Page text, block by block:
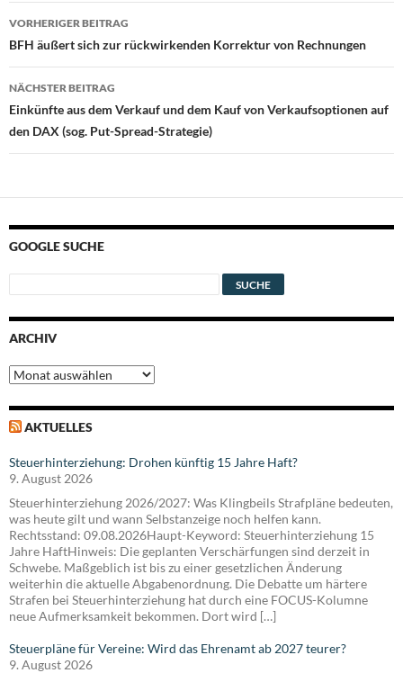
Beitragsnavigation
VORHERIGER BEITRAG
BFH äußert sich zur rückwirkenden Korrektur von Rechnungen
NÄCHSTER BEITRAG
Einkünfte aus dem Verkauf und dem Kauf von Verkaufsoptionen auf
den DAX (sog. Put-Spread-Strategie)
GOOGLE SUCHE
ARCHIV
Archiv
AKTUELLES
Steuerhinterziehung: Drohen künftig 15 Jahre Haft?
9. August 2026
Steuerhinterziehung 2026/2027: Was Klingbeils Strafpläne bedeuten,
was heute gilt und wann Selbstanzeige noch helfen kann.
Rechtsstand: 09.08.2026Haupt-Keyword: Steuerhinterziehung 15
Jahre HaftHinweis: Die geplanten Verschärfungen sind derzeit in
Schwebe. Maßgeblich ist bis zu einer gesetzlichen Änderung
weiterhin die aktuelle Abgabenordnung. Die Debatte um härtere
Strafen bei Steuerhinterziehung hat durch eine FOCUS-Kolumne
neue Aufmerksamkeit bekommen. Dort wird […]
Steuerpläne für Vereine: Wird das Ehrenamt ab 2027 teurer?
9. August 2026